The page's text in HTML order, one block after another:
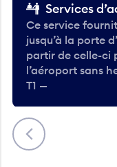
Précédent
Services
Ce service
jusqu’à la porte
partir de celle-ci
l’aéroport sans
T1 —